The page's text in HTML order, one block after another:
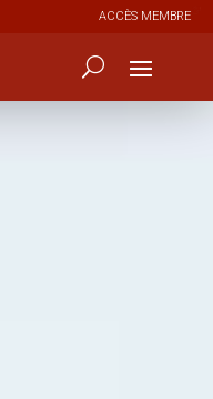
ACCÈS MEMBRE